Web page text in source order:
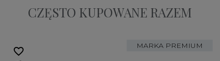
CZĘSTO KUPOWANE RAZEM
MARKA PREMIUM
favorite_border